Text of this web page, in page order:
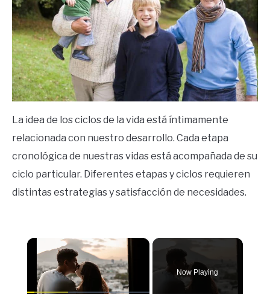
La idea de los ciclos de la vida está íntimamente
relacionada con nuestro desarrollo. Cada etapa
cronológica de nuestras vidas está acompañada de su
ciclo particular. Diferentes etapas y ciclos requieren
distintas estrategias y satisfacción de necesidades.
×
Now Playing